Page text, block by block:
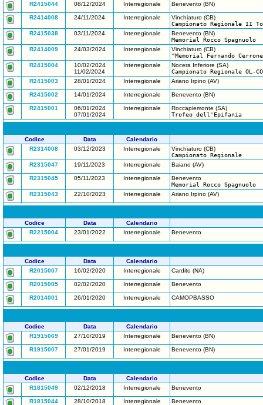
R2415044
08/12/2024 Interregionale Benevento (BN)
R2414008 24/11/2024 Interregionale
Vinchiaturo (CB)
Campionato Regionale II
R2415038
03/11/2024 Interregionale
Benevento (BN)
Memorial Rocco Spagnuolo
R2414009
24/03/2024 Interregionale
Vinchiaturo (CB)
"Memorial Fernando
R2415004
10/02/2024
11/02/2024
Interregionale
Nocera Inferiore (SA)
Campionato Regionale OL-
R2415003
28/01/2024 Interregionale Ariano Irpino (AV)
R2415002 14/01/2024 Interregionale Benevento (BN)
R2415001
06/01/2024
07/01/2024
Interregionale
Roccapiemonte (SA)
Trofeo dell'Epifania
Codice Data
Calendario
R2314008
03/12/2023 Interregionale
Vinchiaturo (CB)
Campionato Regionale
R2315047
19/11/2023 Interregionale Baiano (AV)
R2315045 05/11/2023 Interregionale
Benevento
Memorial Rocco Spagnuolo
R2315043
22/10/2023 Interregionale Ariano Irpino (AV)
Codice Data
Calendario
R2215004
23/01/2022 Interregionale Benevento
Codice Data
Calendario
R2015007
16/02/2020 Interregionale Cardito (NA)
R2015005 02/02/2020 Interregionale Benevento
R2014001 26/01/2020 Interregionale CAMOPBASSO
Codice Data
Calendario
R1915069
27/10/2019 Interregionale Benevento (BN)
R1915007 27/01/2019 Interregionale Benevento (BN)
Codice Data
Calendario
R1815049
02/12/2018 Interregionale Benevento
R1815044 28/10/2018 Interregionale Benevento